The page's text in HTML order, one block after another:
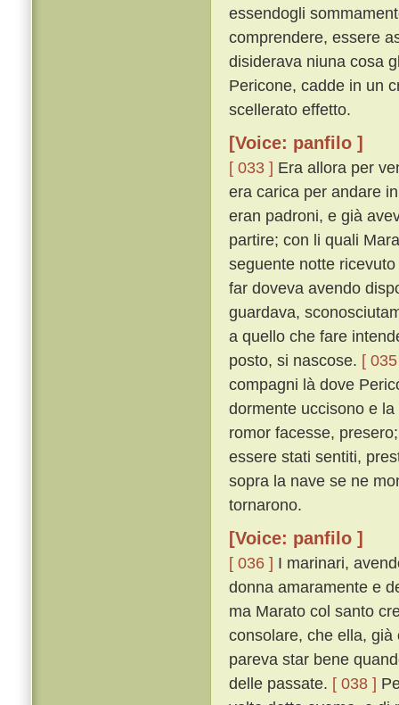
essendogli
comprendere, essere
disiderava niuna cosa
Pericone, cadde in un
scellerato effetto.
[Voice: panfilo ]
[ 033 ] Era allora per
era carica per andare
eran padroni, e già
partire; con li quali
seguente notte
far doveva avendo
guardava,
a quello che fare
posto, si nascose. [
compagni là dove
dormente uccisono e
romor facesse,
essere stati sentiti,
sopra la nave se ne
tornarono.
[Voice: panfilo ]
[ 036 ] I marinari,
donna amaramente e
ma Marato col santo
consolare, che ella,
pareva star bene
delle passate. [ 038 ]